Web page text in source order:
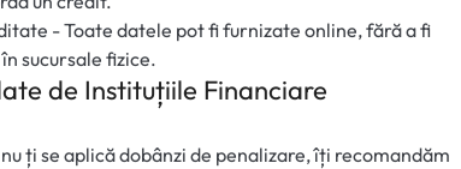
- Toate datele pot fi furnizate online, fără a fi
sucursale fizice.
de Instituțiile Financiare
ți se aplică dobânzi de penalizare, îți recomandăm